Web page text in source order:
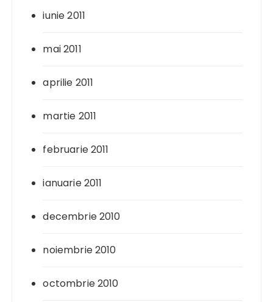
iunie 2011
mai 2011
aprilie 2011
martie 2011
februarie 2011
ianuarie 2011
decembrie 2010
noiembrie 2010
octombrie 2010